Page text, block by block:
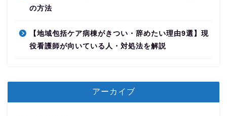
の方法
【地域包括ケア病棟がきつい・辞めたい理由9選】現
役看護師が向いている人・対処法を解説
アーカイブ